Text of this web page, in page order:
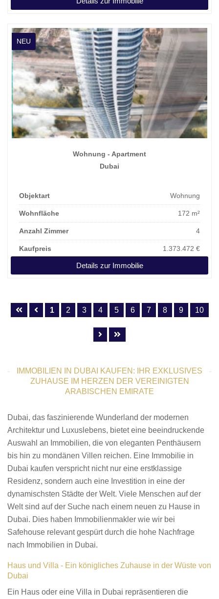
NEU
Wohnung - Apartment
Dubai
Objektart Wohnung
Wohnfläche 172 m²
Anzahl Zimmer 4
Kaufpreis 1.373.472 €
Details zur Immobilie
1 2 3 4 5 6 7 8 9 10
IMMOBILIEN IN DUBAI KAUFEN: IHR EXKLUSIVES
ZUHAUSE IM HERZEN DER VEREINIGTEN
ARABISCHEN EMIRATE
Dubai, das faszinierende Wunderland der modernen
Architektur und Luxuslebens, bietet eine beeindruckende
Auswahl an Immobilien, die von eleganten Penthäusern
bis hin zu mondänen Villen reichen. Eine Immobilie in
Dubai kaufen verspricht nicht nur eine erstklassige
Residenz, sondern auch eine Investition in eine der
dynamischsten Städte der Welt. Viele Menschen auf der
Welt sind auf der Suche nach einem neuen zu Hause in
Dubai. Dies haben Immobilienmakler wie wir bei
Safehouse relevant gespürt durch die hohe Nachfrage
nach Immobilien in Dubai.
Haus und Villa - Ein königliches Zuhause in der Wüste von
Dubai
Ein Haus oder eine Villa in Dubai repräsentieren die